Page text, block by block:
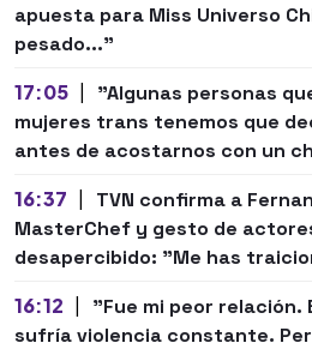
apuesta para Miss Universo
pesado..."
17:05 |
"Algunas personas
mujeres trans tenemos que
antes de acostarnos con un
16:37 |
TVN confirma a
MasterChef y gesto de
desapercibido: "Me has
16:12 |
"Fue mi peor relación.
sufría violencia constante.